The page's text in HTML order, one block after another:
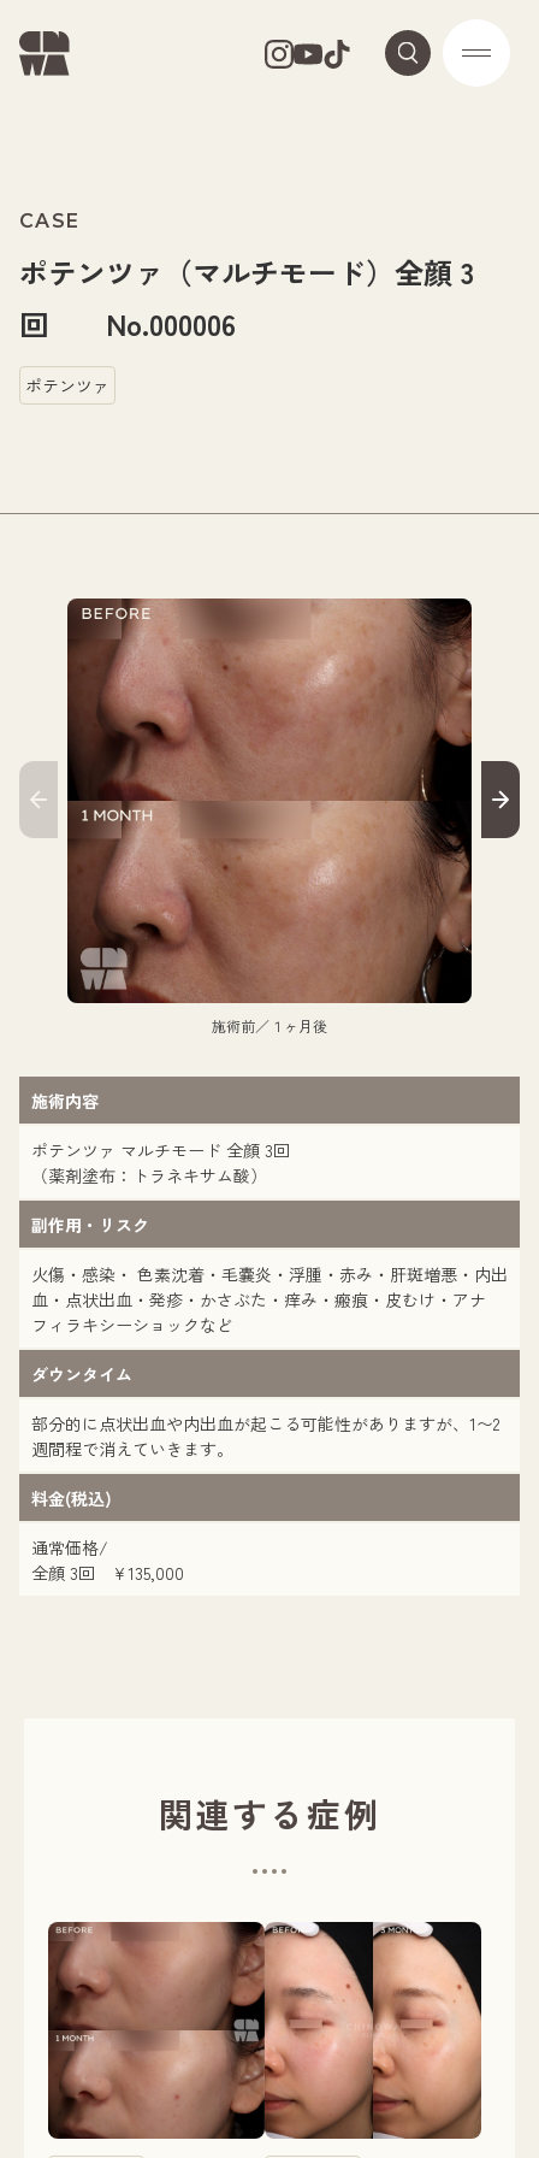
CASE
ポテンツァ（マルチモード）全顔 3
回 No.000006
ポテンツァ
施術前／１ヶ月後
施術内容
ポテンツァ マルチモード 全顔 3回
（薬剤塗布：トラネキサム酸）
副作用・リスク
火傷・感染・ 色素沈着・毛嚢炎・浮腫・赤み・肝斑増悪・内出
血・点状出血・発疹・かさぶた・痒み・瘢痕・皮むけ・アナ
フィラキシーショックなど
ダウンタイム
部分的に点状出血や内出血が起こる可能性がありますが、1〜2
週間程で消えていきます。
料金(税込)
通常価格/
全顔 3回 ¥135,000
関連する症例